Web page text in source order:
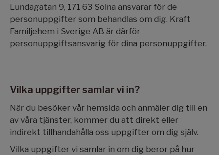
Lundagatan 9, 171 63 Solna ansvarar för de
personuppgifter som behandlas om dig. Kraft
Familjehem i Sverige AB är därför
personuppgiftsansvarig för dina personuppgifter.
Vilka uppgifter samlar vi in?
När du besöker vår hemsida och anmäler dig till en
av våra tjänster, kommer du att direkt eller
indirekt tillhandahålla oss uppgifter om dig själv.
Vilka uppgifter vi samlar in om dig beror på hur